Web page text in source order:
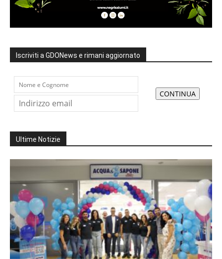
Iscriviti a GDONews e rimani aggiornato
Ultime Notizie